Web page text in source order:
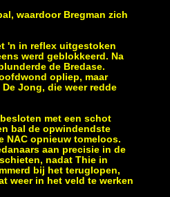
waardoor Bregman zich
'n in reflex uitgestoken
werd geblokkeerd. Na
de Bredase.
opliep, maar
Jong, die weer redde
met een schot
bal de opwindendste
NAC opnieuw tomeloos.
aan precisie in de
nadat Thie in
bij het teruglopen,
weer in het veld te werken